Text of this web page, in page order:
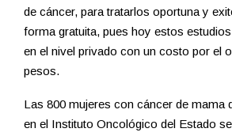
de cáncer, para tratarlos oportuna y
forma gratuita, pues hoy estos
en el nivel privado con un costo por el
pesos.
Las 800 mujeres con cáncer de mama
en el Instituto Oncológico del Estado